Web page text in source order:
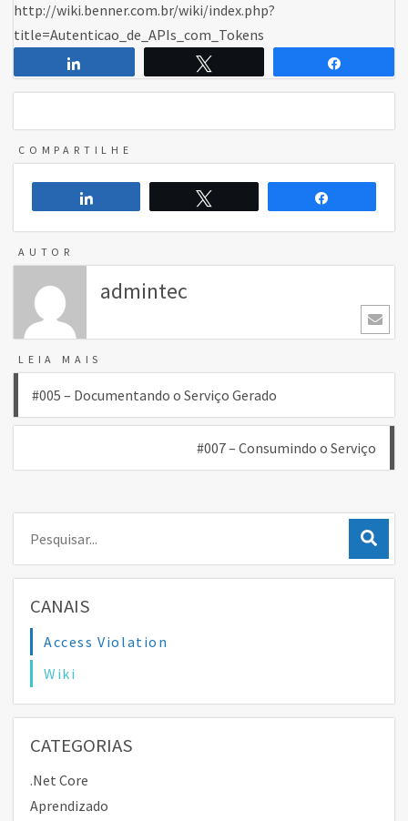
http://wiki.benner.com.br/wiki/index.php?
title=Autenticao_de_APIs_com_Tokens
COMPARTILHE
AUTOR
admintec
LEIA MAIS
Navegação
de
#005 – Documentando o Serviço Gerado
#007 – Consumindo o Serviço
CANAIS
Access Violation
Wiki
CATEGORIAS
.Net Core
Aprendizado